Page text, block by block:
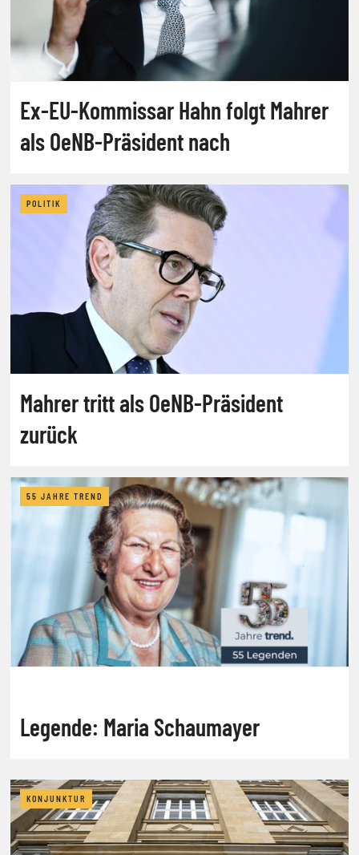
Ex-EU-Kommissar Hahn folgt Mahrer
als OeNB-Präsident nach
POLITIK
Mahrer tritt als OeNB-Präsident
zurück
55 JAHRE TREND
Legende: Maria Schaumayer
KONJUNKTUR